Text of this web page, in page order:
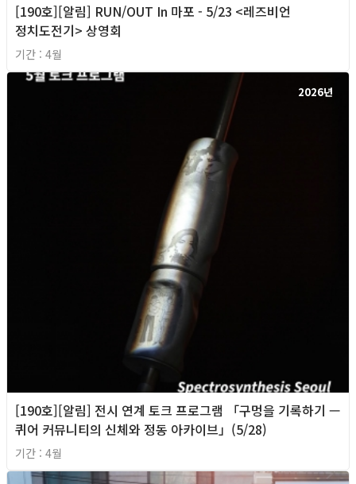
[190호][알림] RUN/OUT In 마포 - 5/23 <레즈비언
정치도전기> 상영회
기간 : 4월
2026년
[190호][알림] 전시 연계 토크 프로그램 「구멍을 기록하기 —
퀴어 커뮤니티의 신체와 정동 아카이브」(5/28)
기간 : 4월